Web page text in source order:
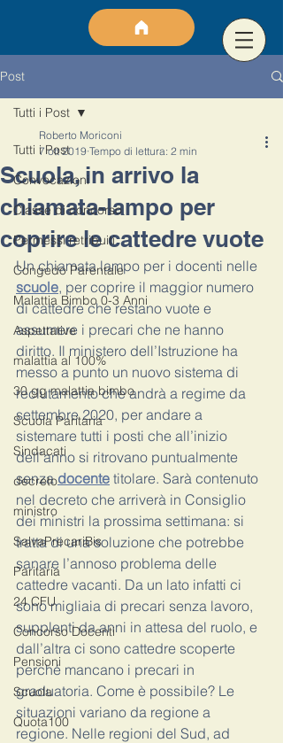
Post
Tutti i Post
Convocazioni
Classe di concorso
Permessi retribuiti
Congedo Parentale
Malattia Bimbo 0-3 Anni
Aspettative
malattia al 100%
30 gg malattia bimbo
Scuola Paritaria
Sindacati
decreto
ministro
SalvaPrecariBis
Paritaria
24 CFU
Concorso Docenti
Pensioni
Scuola
Quota100
Tutti i Post
Scuola, in arrivo la
chiamata-lampo per
coprire le cattedre vuote
Roberto Moriconi
7 ott 2019 Tempo di lettura: 2 min
Un chiamata lampo per i docenti nelle
scuole, per coprire il maggior numero
di cattedre che restano vuote e
assumere i precari che ne hanno
diritto. Il ministero dell’Istruzione ha
messo a punto un nuovo sistema di
reclutamento che andrà a regime da
settembre 2020, per andare a
sistemare tutti i posti che all’inizio
dell’anno si ritrovano puntualmente
senza docente titolare. Sarà contenuto
nel decreto che arriverà in Consiglio
dei ministri la prossima settimana: si
tratta di una soluzione che potrebbe
sanare l’annoso problema delle
cattedre vacanti. Da un lato infatti ci
sono migliaia di precari senza lavoro,
supplenti da anni in attesa del ruolo, e
dall’altra ci sono cattedre scoperte
perché mancano i precari in
graduatoria. Come è possibile? Le
situazioni variano da regione a
regione. Nelle regioni del Sud, ad